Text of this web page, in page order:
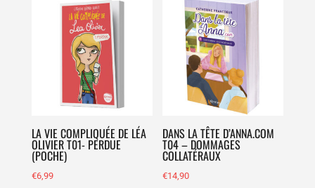
LA VIE COMPLIQUÉE DE LÉA
OLIVIER T01- PERDUE
(POCHE)
€6,99
DANS LA TÊTE D’ANNA.COM
T04 – DOMMAGES
COLLATÉRAUX
€14,90